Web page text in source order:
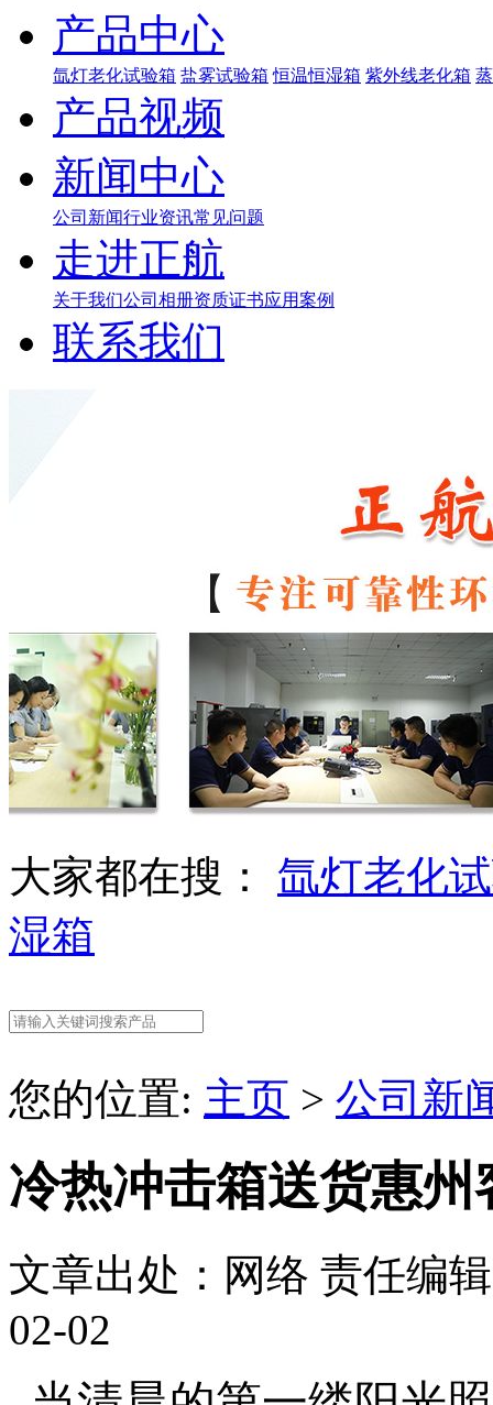
产品中心
氙灯老化试验箱 盐雾试验箱 恒温恒湿箱 紫外线老化箱
产品视频
新闻中心
公司新闻行业资讯常见问题
走进正航
关于我们公司相册资质证书应用案例
联系我们
大家都在搜： 氙灯老化
湿箱
您的位置: 主页 > 公司新
冷热冲击箱送货惠州
文章出处：网络 责任编
02-02